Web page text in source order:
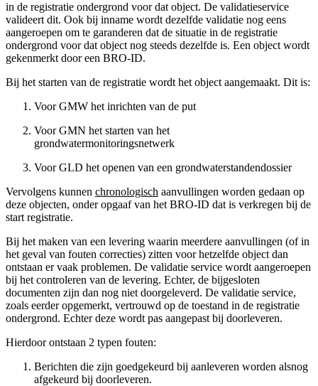
in de registratie ondergrond voor dat object. De validatieservice
valideert dit. Ook bij inname wordt dezelfde validatie nog eens
aangeroepen om te garanderen dat de situatie in de registratie
ondergrond voor dat object nog steeds dezelfde is. Een object wordt
gekenmerkt door een BRO-ID.
Bij het starten van de registratie wordt het object aangemaakt. Dit is:
Voor GMW het inrichten van de put
Voor GMN het starten van het
grondwatermonitoringsnetwerk
Voor GLD het openen van een grondwaterstandendossier
Vervolgens kunnen chronologisch aanvullingen worden gedaan op
deze objecten, onder opgaaf van het BRO-ID dat is verkregen bij de
start registratie.
Bij het maken van een levering waarin meerdere aanvullingen (of in
het geval van fouten correcties) zitten voor hetzelfde object dan
ontstaan er vaak problemen. De validatie service wordt aangeroepen
bij het controleren van de levering. Echter, de bijgesloten
documenten zijn dan nog niet doorgeleverd. De validatie service,
zoals eerder opgemerkt, vertrouwd op de toestand in de registratie
ondergrond. Echter deze wordt pas aangepast bij doorleveren.
Hierdoor ontstaan 2 typen fouten:
Berichten die zijn goedgekeurd bij aanleveren worden alsnog
afgekeurd bij doorleveren.